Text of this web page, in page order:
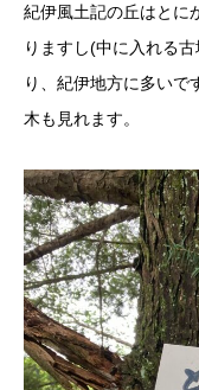
紀伊風土記の丘はとに
りますし(中に入れる
り、紀伊地方に多いで
木も見れます。